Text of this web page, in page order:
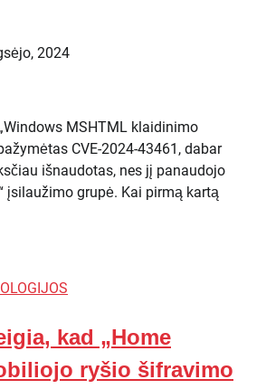
2024
MSHTML klaidinimo
CVE-2024-43461, dabar
išnaudotas, nes jį panaudojo
įsilaužimo grupė. Kai pirmą kartą
kad „Home
ryšio šifravimo